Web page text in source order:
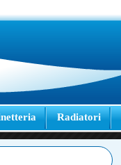
Radiatori